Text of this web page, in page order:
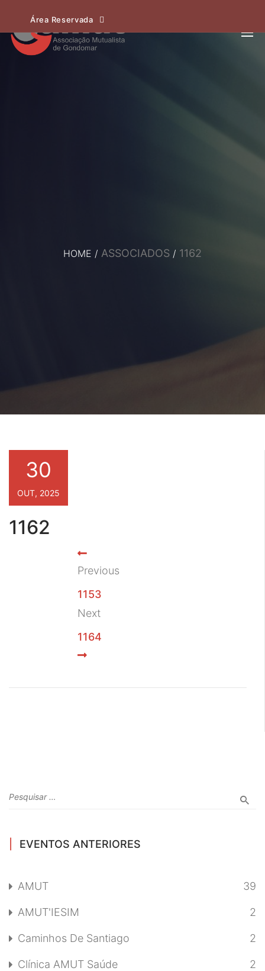
Área Reservada
HOME / ASSOCIADOS / 1162
1162
30
OUT, 2025
Previous
1153
Next
1164
EVENTOS ANTERIORES
AMUT 39
AMUT'IESIM 2
Caminhos De Santiago 2
Clínica AMUT Saúde 2